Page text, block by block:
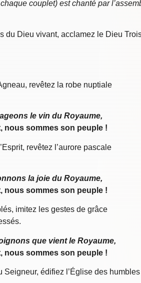
couplet) est chanté par
du Dieu vivant, acclamez le Dieu
revêtez la robe nuptiale
le vin du Royaume,
nous sommes son peuple !
revêtez l’aurore pascale
la joie du Royaume,
nous sommes son peuple !
imitez les gestes de grâce
que vient le Royaume,
nous sommes son peuple !
édifiez l’Église des humbles